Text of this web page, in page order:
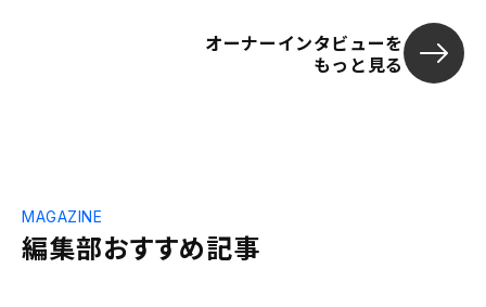
オーナーインタビューを
もっと見る
編集部おすすめ記事
MAGAZINE